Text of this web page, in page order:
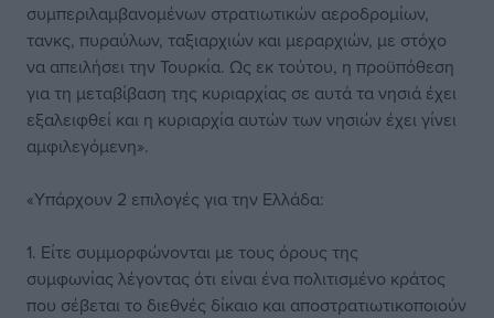
συμπεριλαμβανομένων στρατιωτικών αεροδρομίων,
τανκς, πυραύλων, ταξιαρχιών και μεραρχιών, με στόχο
να απειλήσει την Τουρκία. Ως εκ τούτου, η προϋπόθεση
για τη μεταβίβαση της κυριαρχίας σε αυτά τα νησιά έχει
εξαλειφθεί και η κυριαρχία αυτών των νησιών έχει γίνει
αμφιλεγόμενη».
«Υπάρχουν 2 επιλογές για την Ελλάδα:
1. Είτε συμμορφώνονται με τους όρους της
συμφωνίας λέγοντας ότι είναι ένα πολιτισμένο κράτος
που σέβεται το διεθνές δίκαιο και αποστρατιωτικοποιούν